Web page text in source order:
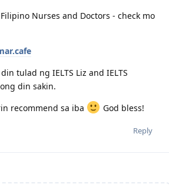
Filipino Nurses and Doctors - check mo
tulad ng IELTS Liz and IELTS
din sakin.
recommend sa iba
God bless!
Reply